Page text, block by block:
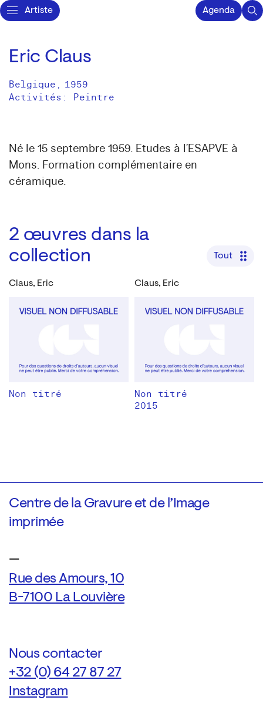
Artiste Agenda
Eric Claus
Belgique , 1959
Activités: Peintre
Né le 15 septembre 1959. Etudes à l’ESAPVE à
Mons. Formation complémentaire en
céramique.
2 œuvres dans la
collection
Tout
Claus, Eric
Non titré
Claus, Eric
Non titré
2015
Centre de la Gravure et de l’Image
imprimée
—
Rue des Amours, 10
B-7100 La Louvière
Nous contacter
+32 (0) 64 27 87 27
Instagram